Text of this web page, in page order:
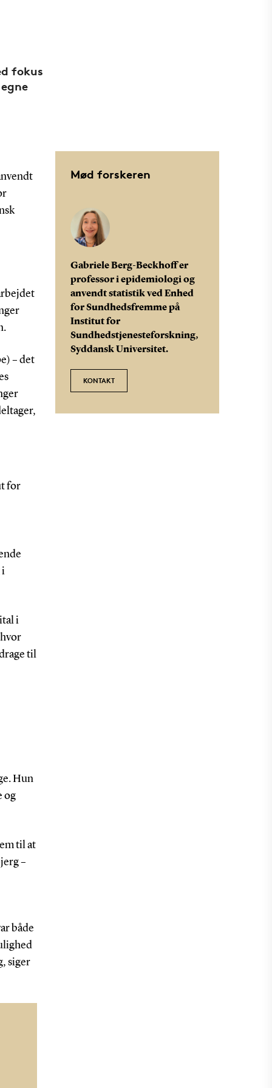
fokus
– det
for
i
i
til
Hun
og
til at
–
både
siger
Mød forskeren
Gabriele Berg-Beckhoff er
professor i epidemiologi og
anvendt statistik ved Enhed
for Sundhedsfremme på
Institut for
Sundhedstjenesteforskning,
Syddansk Universitet.
KONTAKT